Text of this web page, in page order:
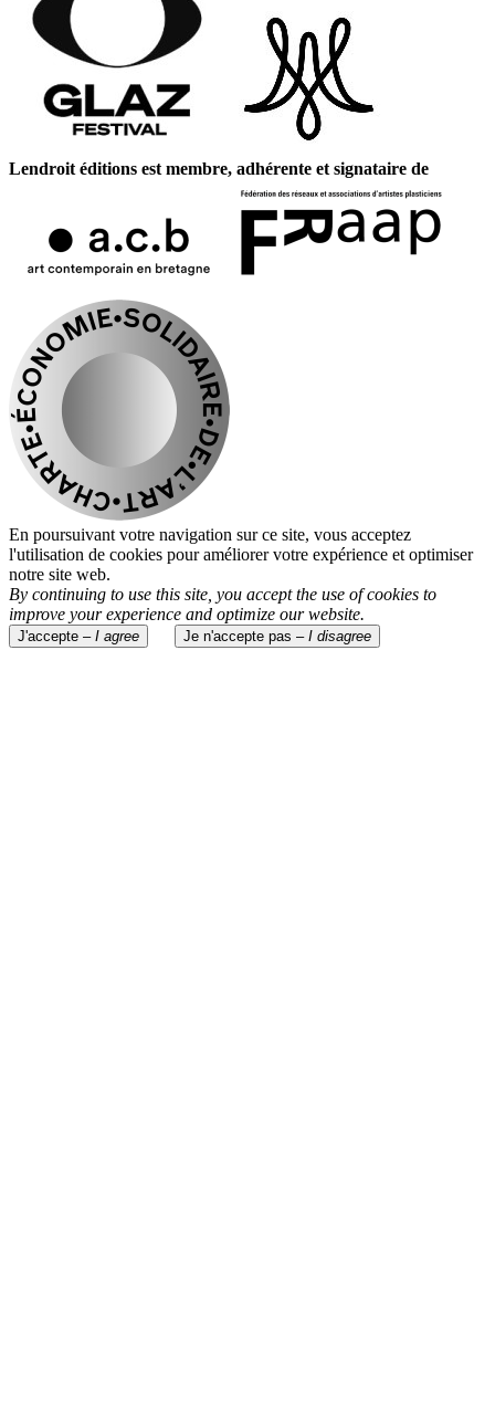
Lendroit éditions est membre, adhérente et signataire de
En poursuivant votre navigation sur ce site, vous acceptez
l'utilisation de cookies pour améliorer votre expérience et optimiser
notre site web.
By continuing to use this site, you accept the use of cookies to
improve your experience and optimize our website.
J'accepte – I agree Je n'accepte pas – I disagree